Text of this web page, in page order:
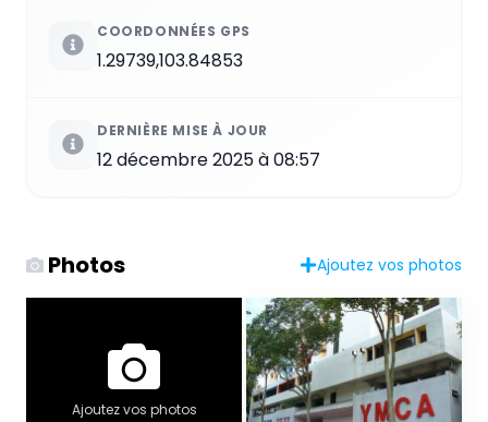
COORDONNÉES GPS
1.29739,103.84853
DERNIÈRE MISE À JOUR
12 décembre 2025 à 08:57
Photos Ajoutez vos photos
Ajoutez vos photos